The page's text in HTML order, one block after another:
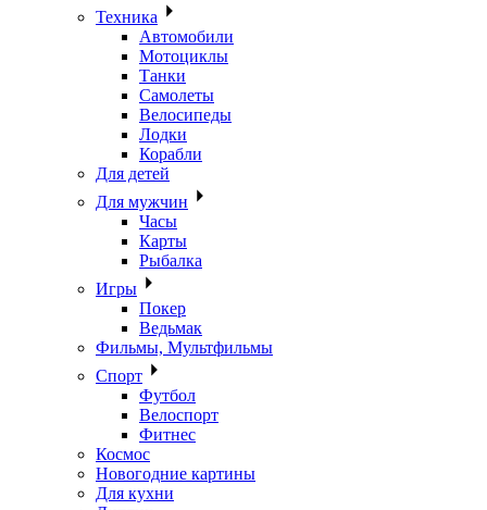
Техника
Автомобили
Мотоциклы
Танки
Самолеты
Велосипеды
Лодки
Корабли
Для детей
Для мужчин
Часы
Карты
Рыбалка
Игры
Покер
Ведьмак
Фильмы, Мультфильмы
Спорт
Футбол
Велоспорт
Фитнес
Космос
Новогодние картины
Для кухни